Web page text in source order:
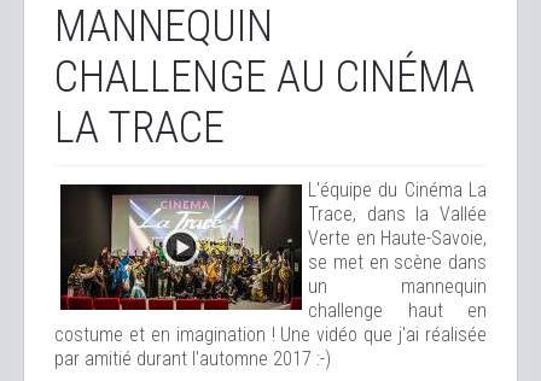
MANNEQUIN
CHALLENGE AU CINÉMA
LA TRACE
L'équipe du Cinéma La
Trace, dans la Vallée
Verte en Haute-Savoie,
se met en scène dans
un mannequin
challenge haut en
costume et en imagination ! Une vidéo que j'ai réalisée
par amitié durant l'automne 2017 :-)